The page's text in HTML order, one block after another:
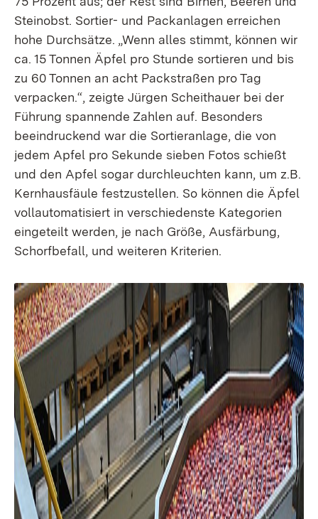
Steinobst. Sortier- und Packanlagen erreichen
hohe Durchsätze. „Wenn alles stimmt, können wir
ca. 15 Tonnen Äpfel pro Stunde sortieren und bis
zu 60 Tonnen an acht Packstraßen pro Tag
verpacken.“, zeigte Jürgen Scheithauer bei der
Führung spannende Zahlen auf. Besonders
beeindruckend war die Sortieranlage, die von
jedem Apfel pro Sekunde sieben Fotos schießt
und den Apfel sogar durchleuchten kann, um z.B.
Kernhausfäule festzustellen. So können die Äpfel
vollautomatisiert in verschiedenste Kategorien
eingeteilt werden, je nach Größe, Ausfärbung,
Schorfbefall, und weiteren Kriterien.